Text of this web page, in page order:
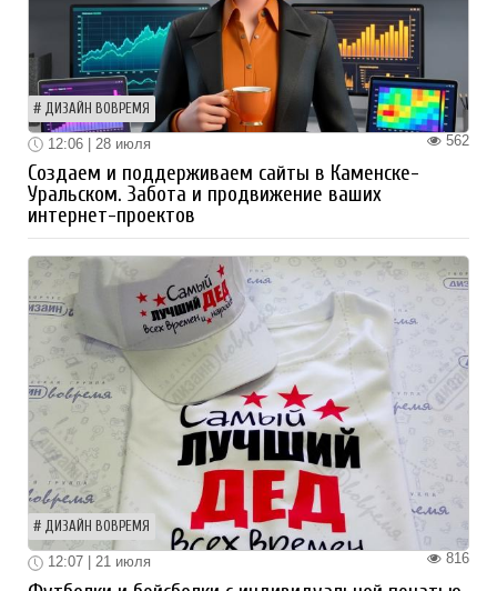
ДИЗАЙН ВОВРЕМЯ
562
12:06 | 28 июля
Создаем и поддерживаем сайты в Каменске-
Уральском. Забота и продвижение ваших
интернет-проектов
ДИЗАЙН ВОВРЕМЯ
816
12:07 | 21 июля